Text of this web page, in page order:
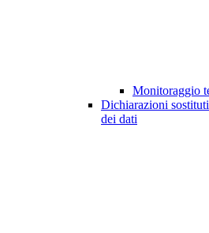
Monitoraggio
Dichiarazioni
dei dati